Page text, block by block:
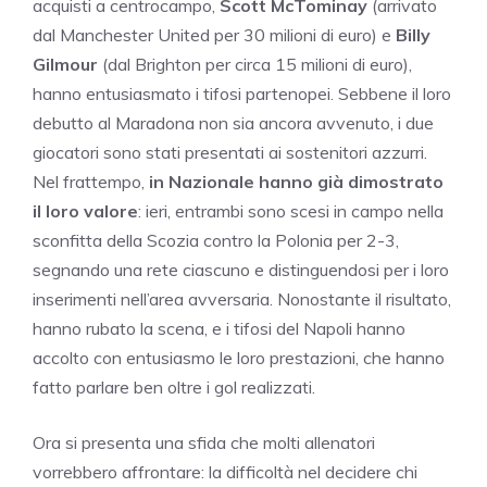
acquisti a centrocampo, Scott McTominay (arrivato
dal Manchester United per 30 milioni di euro) e Billy
Gilmour (dal Brighton per circa 15 milioni di euro),
hanno entusiasmato i tifosi partenopei. Sebbene il loro
debutto al Maradona non sia ancora avvenuto, i due
giocatori sono stati presentati ai sostenitori azzurri.
Nel frattempo, in Nazionale hanno già dimostrato
il loro valore: ieri, entrambi sono scesi in campo nella
sconfitta della Scozia contro la Polonia per 2-3,
segnando una rete ciascuno e distinguendosi per i loro
inserimenti nell’area avversaria. Nonostante il risultato,
hanno rubato la scena, e i tifosi del Napoli hanno
accolto con entusiasmo le loro prestazioni, che hanno
fatto parlare ben oltre i gol realizzati.
Ora si presenta una sfida che molti allenatori
vorrebbero affrontare: la difficoltà nel decidere chi